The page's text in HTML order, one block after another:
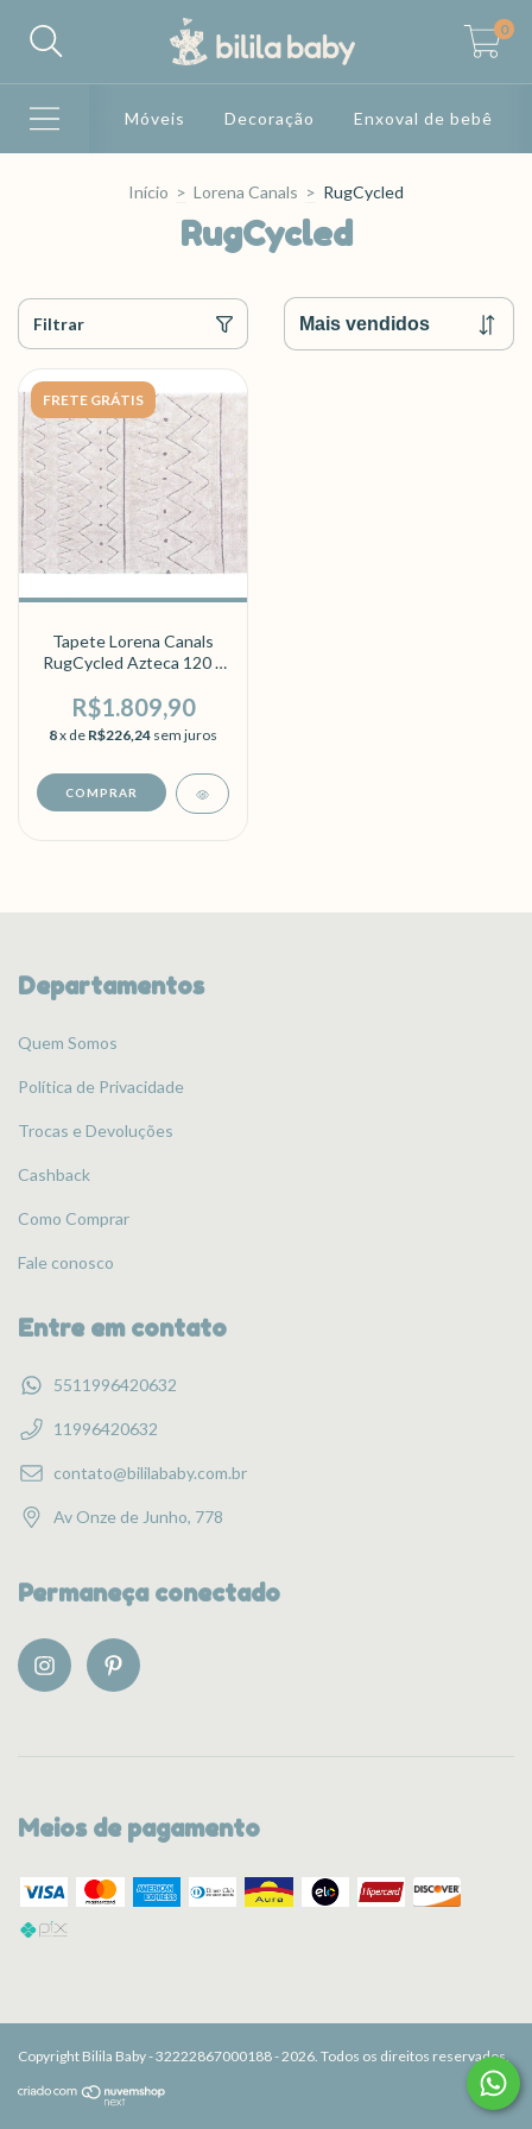
0
Móveis Decoração Enxoval de bebê
Início > Lorena Canals > RugCycled
RugCycled
Filtrar
FRETE GRÁTIS
Tapete Lorena Canals
RugCycled Azteca 120 x
R$1.809,90
8x de R$226,24 sem juros
Departamentos
Quem Somos
Política de Privacidade
Trocas e Devoluções
Cashback
Como Comprar
Fale conosco
Entre em contato
5511996420632
11996420632
contato@bililababy.com.br
Av Onze de Junho, 778
Permaneça conectado
Meios de pagamento
Copyright Bilila Baby - 32222867000188 - 2026. Todos os direitos reservados.